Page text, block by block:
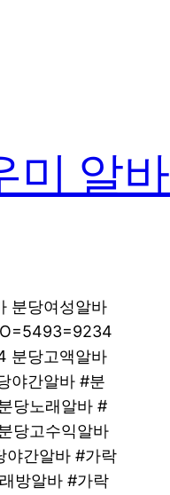
미 알바
분당여성알바
분당고액알바
야간알바 #분
당노래알바 #
당고수익알바
야간알바 #가락
방알바 #가락